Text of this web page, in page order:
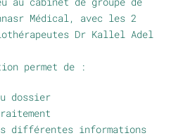
Médical, avec les 2
Dr Kallel Adel
permet de :
dossier
différentes informations